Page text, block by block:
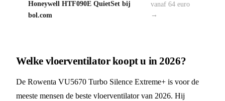
Honeywell HTF090E QuietSet bij
bol.com
vanaf 64 euro
→
Welke vloerventilator koopt u in 2026?
De Rowenta VU5670 Turbo Silence Extreme+ is voor de
meeste mensen de beste vloerventilator van 2026. Hij